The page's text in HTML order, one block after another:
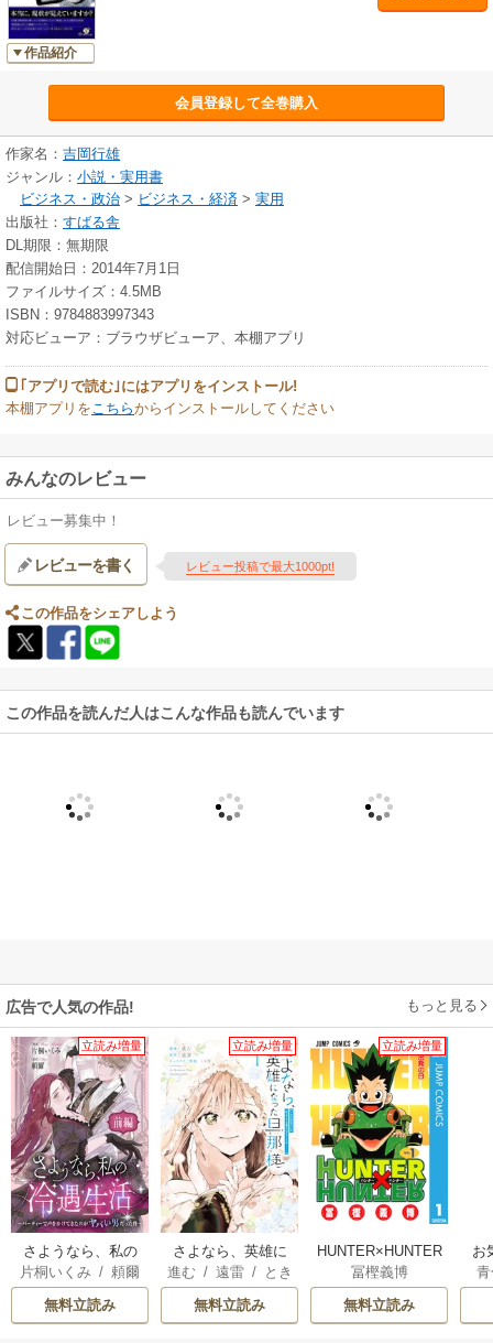
作品紹介
会員登録して全巻購入
作家名： 吉岡行雄
ジャンル： 小説・実用書
ビジネス・政治 > ビジネス・経済 > 実用
出版社： すばる舎
DL期限：無期限
配信開始日：2014年7月1日
ファイルサイズ：4.5MB
ISBN：9784883997343
対応ビューア：ブラウザビューア、本棚アプリ
｢アプリで読む｣にはアプリをインストール!
本棚アプリを こちらからインストールしてください
みんなのレビュー
レビュー募集中！
レビューを書く レビュー投稿で最大1000pt!
この作品をシェアしよう
この作品を読んだ人はこんな作品も読んでいます
広告で人気の作品! もっと見る
立読み増量
さようなら、私の
冷遇生活 ～パーテ
ィーで声をかけて
きたのがヤバい男
片桐いくみ / 頼爾
無料立読み
立読み増量
さよなら、英雄に
なった旦那様 ～
ただ祈るだけの役
立たずな妻のはず
進む / 遠雷/ とき
間
無料立読み
立読み増量
HUNTER×HUNTER
モノクロ版
冨樫義博
無料立読み
お